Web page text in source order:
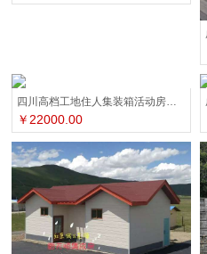
四川高档工地住人集装箱活动房厂家
￥22000.00